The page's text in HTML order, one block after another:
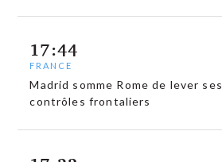
17:44
FRANCE
Madrid somme Rome de lever ses
contrôles frontaliers